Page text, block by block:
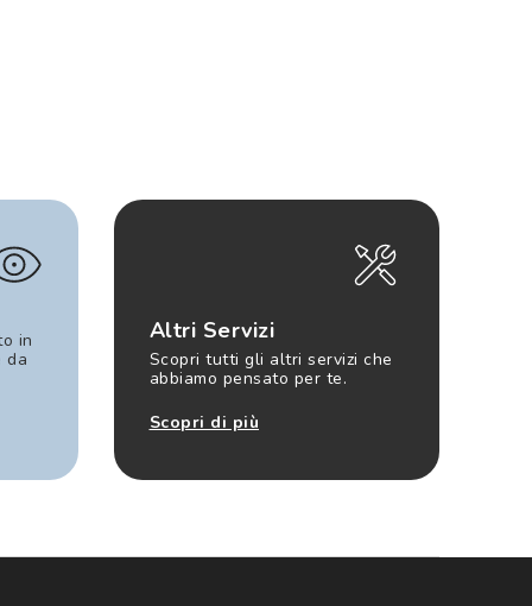
in
da
Altri Servizi
Scopri tutti gli altri servizi che
abbiamo pensato per te.
Scopri di più